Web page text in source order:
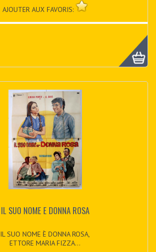
AJOUTER AUX FAVORIS:
IL SUO NOME E DONNA ROSA
IL SUO NOME È DONNA ROSA,
ETTORE MARIA FIZZA...